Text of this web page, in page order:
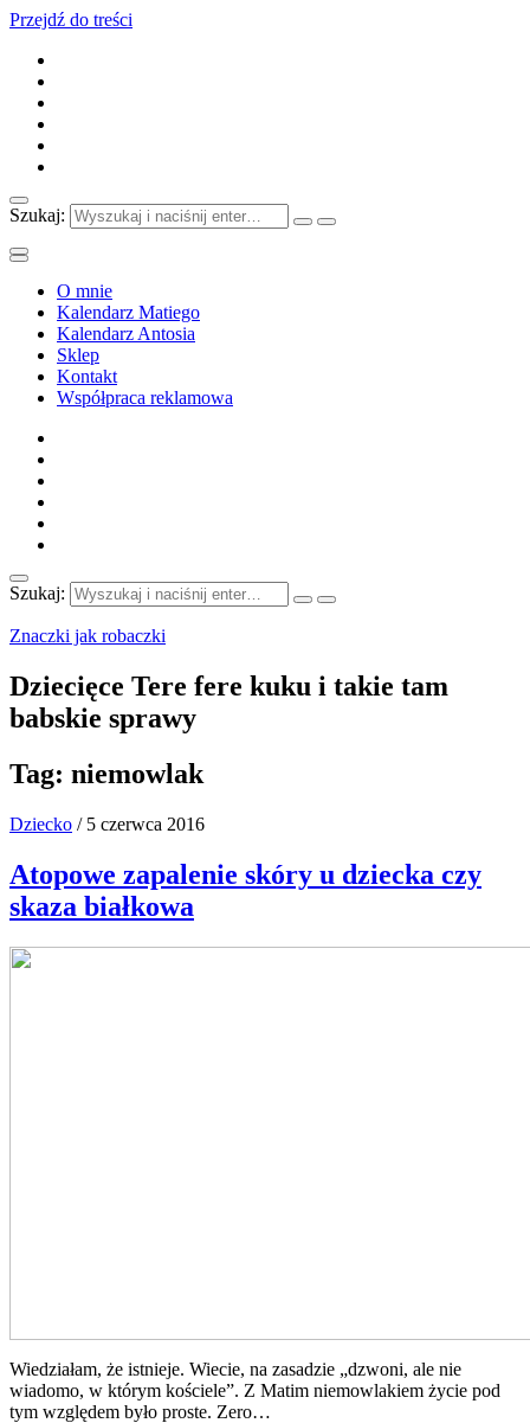
Przejdź do treści
Szukaj:
O mnie
Kalendarz Matiego
Kalendarz Antosia
Sklep
Kontakt
Współpraca reklamowa
Szukaj:
Znaczki jak robaczki
Dziecięce Tere fere kuku i takie tam
babskie sprawy
Tag: niemowlak
Dziecko / 5 czerwca 2016
Atopowe zapalenie skóry u dziecka czy
skaza białkowa
Wiedziałam, że istnieje. Wiecie, na zasadzie „dzwoni, ale nie
wiadomo, w którym kościele”. Z Matim niemowlakiem życie pod
tym względem było proste. Zero…